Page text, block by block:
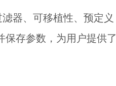
器、可移植性、预定义
存参数，为用户提供了